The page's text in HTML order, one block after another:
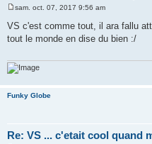
e
s
s
e
sam. oct. 07, 2017 9:56 am
VS c'est comme tout, il ara fallu
tout le monde en dise du bien :/
Funky Globe
Re: VS ... c'etait cool quand